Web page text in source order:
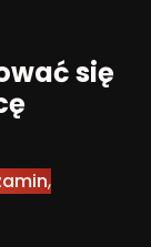
się
,